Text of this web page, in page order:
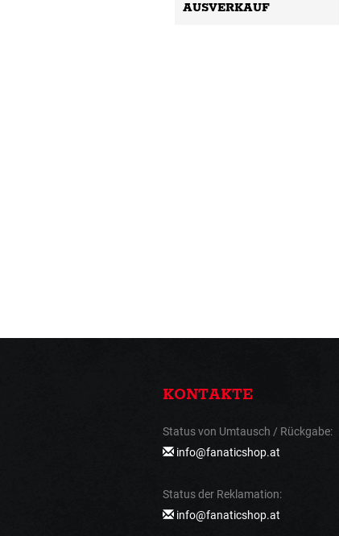
AUSVERKAUF
KONTAKTE
Status von Umtausch / Rückgabe:
info@fanaticshop.at
Status der Reklamation:
info@fanaticshop.at